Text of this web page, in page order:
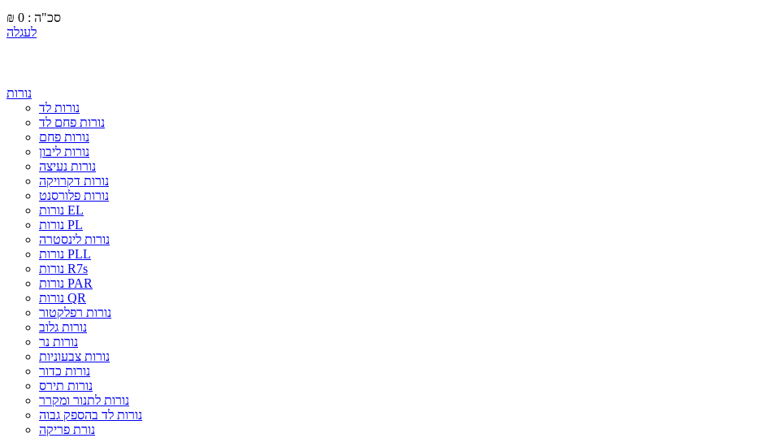
₪
סכ"ה : 0
לעגלה
נורות
נורות לד
נורות פחם לד
נורות פחם
נורות ליבון
נורות נעיצה
נורות דקרויקה
נורות פלורסנט
נורות EL
נורות PL
נורות לינסטרה
נורות PLL
נורות R7s
נורות PAR
נורות QR
נורות רפלקטור
נורות גלוב
נורות נר
נורות צבעוניות
נורות כדור
נורות תירס
נורות לתנור ומקרר
נורות לד בהספק גבוה
נורת פריקה